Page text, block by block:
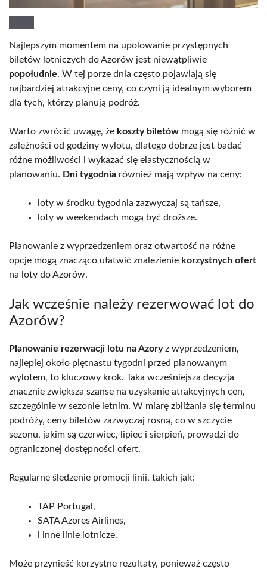
Najlepszym momentem na upolowanie przystępnych
biletów lotniczych do Azorów jest niewątpliwie
popołudnie. W tej porze dnia często pojawiają się
najbardziej atrakcyjne ceny, co czyni ją idealnym wyborem
dla tych, którzy planują podróż.
Warto zwrócić uwagę, że koszty biletów mogą się różnić w
zależności od godziny wylotu, dlatego dobrze jest badać
różne możliwości i wykazać się elastycznością w
planowaniu. Dni tygodnia również mają wpływ na ceny:
loty w środku tygodnia zazwyczaj są tańsze,
loty w weekendach mogą być droższe.
Planowanie z wyprzedzeniem oraz otwartość na różne
opcje mogą znacząco ułatwić znalezienie korzystnych ofert
na loty do Azorów.
Jak wcześnie należy rezerwować lot do
Azorów?
Planowanie rezerwacji lotu na Azoryz wyprzedzeniem,
najlepiej około piętnastu tygodni przed planowanym
wylotem, to kluczowy krok. Taka wcześniejsza decyzja
znacznie zwiększa szanse na uzyskanie atrakcyjnych cen,
szczególnie w sezonie letnim. W miarę zbliżania się terminu
podróży, ceny biletów zazwyczaj rosną, co w szczycie
sezonu, jakim są czerwiec, lipiec i sierpień, prowadzi do
ograniczonej dostępności ofert.
Regularne śledzenie promocji linii, takich jak:
TAP Portugal,
SATA Azores Airlines,
i inne linie lotnicze.
Może przynieść korzystne rezultaty, ponieważ często